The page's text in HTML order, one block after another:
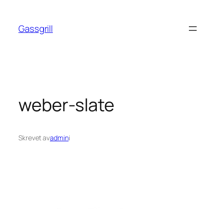
innhold
Gassgrill
weber-slate
Skrevet avadmini